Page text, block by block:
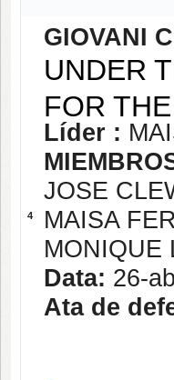
4
GIOVANI
UNDER
FOR
Líder :
JOSE
MAISA
MONIQUE
Data: 26-
Ata de